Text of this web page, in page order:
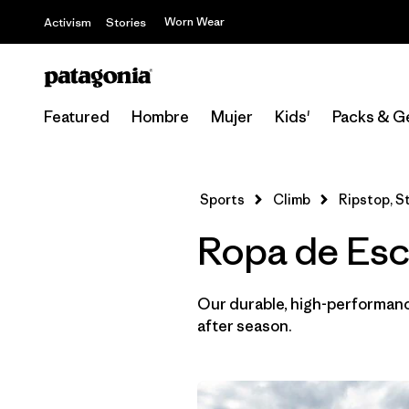
Activism Stories Worn Wear
Featured Hombre Mujer Kids' Packs &
Sports Climb Ripstop,
Ropa de
Our durable, high-
after season.